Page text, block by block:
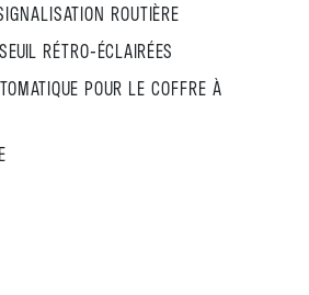
ROUTIÈRE
RÉTRO-ÉCLAIRÉES
POUR LE COFFRE À